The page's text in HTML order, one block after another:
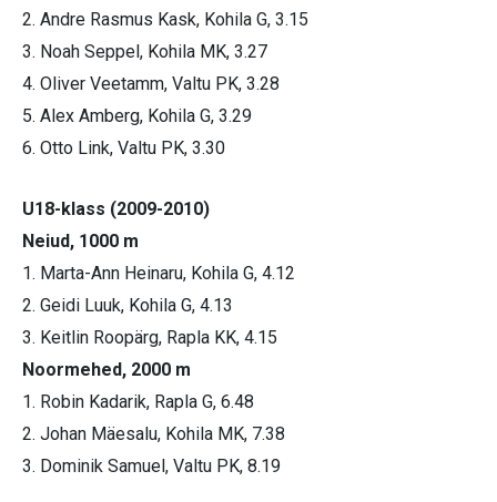
2. Andre Rasmus Kask, Kohila G, 3.15
3. Noah Seppel, Kohila MK, 3.27
4. Oliver Veetamm, Valtu PK, 3.28
5. Alex Amberg, Kohila G, 3.29
6. Otto Link, Valtu PK, 3.30
U18-klass (2009-2010)
Neiud, 1000 m
1. Marta-Ann Heinaru, Kohila G, 4.12
2. Geidi Luuk, Kohila G, 4.13
3. Keitlin Roopärg, Rapla KK, 4.15
Noormehed, 2000 m
1. Robin Kadarik, Rapla G, 6.48
2. Johan Mäesalu, Kohila MK, 7.38
3. Dominik Samuel, Valtu PK, 8.19